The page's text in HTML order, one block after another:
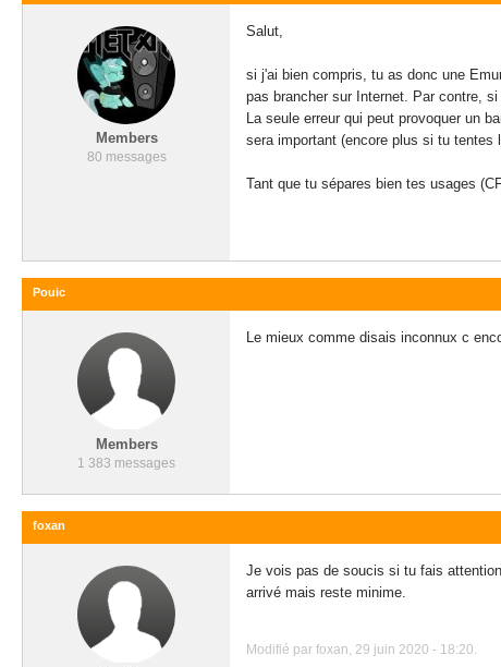
Members
80 messages
Salut,
si j'ai bien compris, tu as donc une
pas brancher sur Internet. Par contre,
La seule erreur qui peut provoquer un
sera important (encore plus si tu tentes
Tant que tu sépares bien tes usages
Pouic
Members
1 383 messages
Le mieux comme disais inconnux c
foxan
Je vois pas de soucis si tu fais
arrivé mais reste minime.
Modifié par foxan, 29 juin 2020 - 18:20.